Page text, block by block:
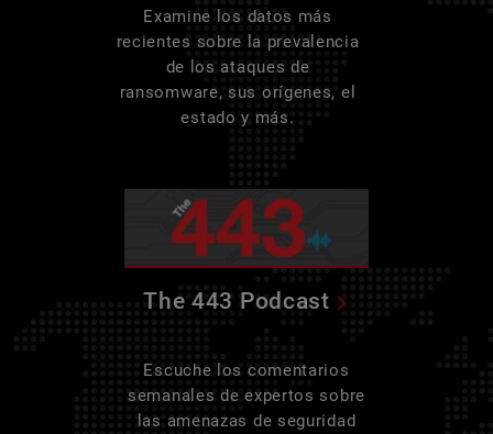
Examine los datos más
recientes sobre la prevalencia
de los ataques de
ransomware, sus orígenes, el
estado y más.
The 443 Podcast
Escuche los comentarios
semanales de expertos sobre
las amenazas de seguridad